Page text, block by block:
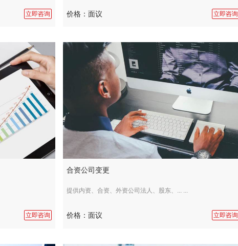
立即咨询 价格：面议 立即咨询
立即咨询
合资公司变更
提供内资、合资、外资公司法人、股东、... ...
价格：面议 立即咨询